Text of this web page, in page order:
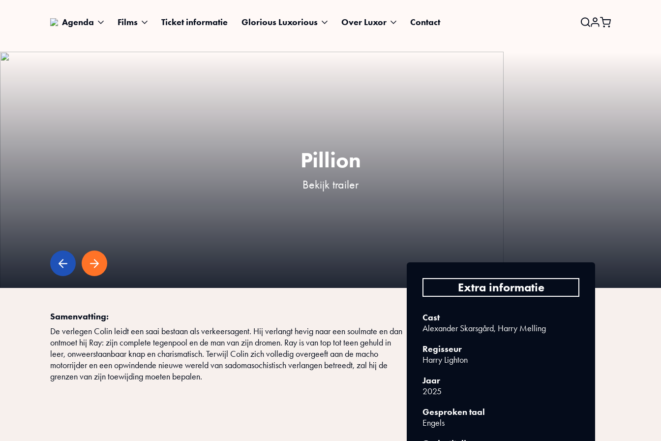
Agenda Films Ticket informatie Glorious Luxorious Over Luxor
Contact
Pillion
Bekijk trailer
Samenvatting:
De verlegen Colin leidt een saai bestaan als verkeersagent. Hij verlangt hevig naar een soulmate en dan
ontmoet hij Ray: zijn complete tegenpool en de man van zijn dromen. Ray is van top tot teen gehuld in
leer, onweerstaanbaar knap en charismatisch. Terwijl Colin zich volledig overgeeft aan de macho
motorrijder en een opwindende nieuwe wereld van sadomasochistisch verlangen betreedt, zal hij de
grenzen van zijn toewijding moeten bepalen.
Extra informatie
Cast
Alexander Skarsgård, Harry Melling
Regisseur
Harry Lighton
Jaar
2025
Gesproken taal
Engels